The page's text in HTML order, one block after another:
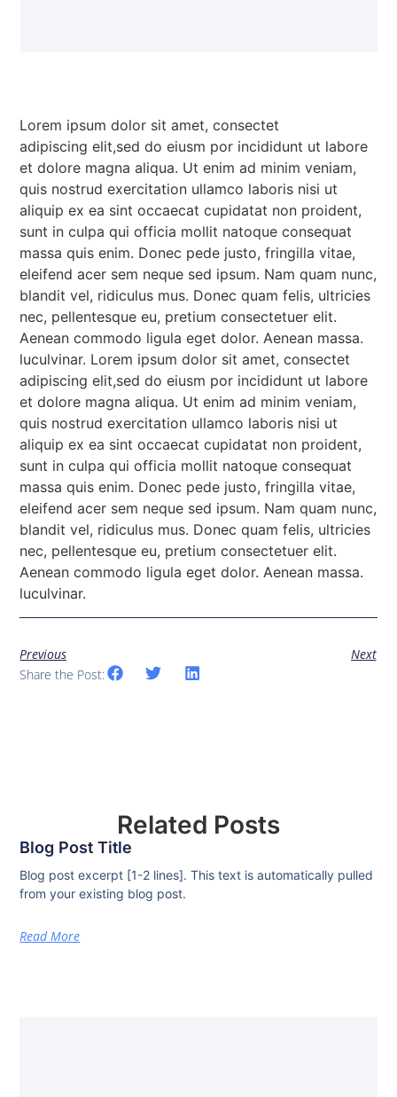
Lorem ipsum dolor sit amet, consectet
adipiscing elit,sed do eiusm por incididunt ut labore
et dolore magna aliqua. Ut enim ad minim veniam,
quis nostrud exercitation ullamco laboris nisi ut
aliquip ex ea sint occaecat cupidatat non proident,
sunt in culpa qui officia mollit natoque consequat
massa quis enim. Donec pede justo, fringilla vitae,
eleifend acer sem neque sed ipsum. Nam quam nunc,
blandit vel, ridiculus mus. Donec quam felis, ultricies
nec, pellentesque eu, pretium consectetuer elit.
Aenean commodo ligula eget dolor. Aenean massa.
luculvinar. Lorem ipsum dolor sit amet, consectet
adipiscing elit,sed do eiusm por incididunt ut labore
et dolore magna aliqua. Ut enim ad minim veniam,
quis nostrud exercitation ullamco laboris nisi ut
aliquip ex ea sint occaecat cupidatat non proident,
sunt in culpa qui officia mollit natoque consequat
massa quis enim. Donec pede justo, fringilla vitae,
eleifend acer sem neque sed ipsum. Nam quam nunc,
blandit vel, ridiculus mus. Donec quam felis, ultricies
nec, pellentesque eu, pretium consectetuer elit.
Aenean commodo ligula eget dolor. Aenean massa.
luculvinar.
Previous
Next
Share the Post:
Related Posts
Blog Post Title
Blog post excerpt [1-2 lines]. This text is automatically pulled
from your existing blog post.
Read More